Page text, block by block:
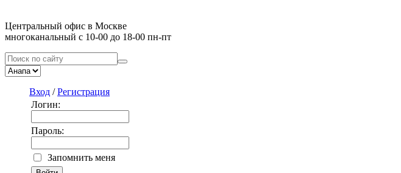
Центральный офис в Москве
многоканальный с 10-00 до 18-00 пн-пт
Вход /Регистрация
Логин:
Пароль:
Запомнить меня